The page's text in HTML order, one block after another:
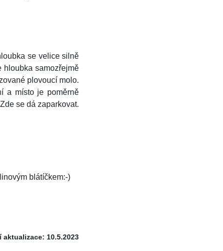
se velice silně
hloubka samozřejmě
plovoucí molo.
a místo je poměrně
se dá zaparkovat.
blátíčkem:-)
aktualizace: 10.5.2023